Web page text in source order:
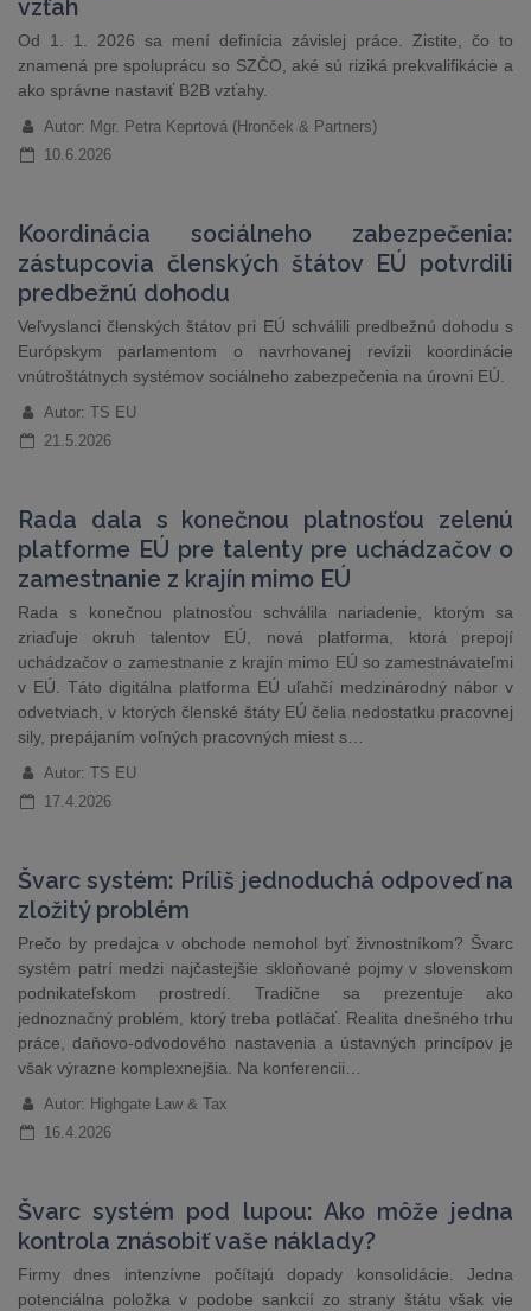
vzťah
Od 1. 1. 2026 sa mení definícia závislej práce. Zistite, čo to
znamená pre spoluprácu so SZČO, aké sú riziká prekvalifikácie a
ako správne nastaviť B2B vzťahy.
Autor: Mgr. Petra Keprtová (Hronček & Partners)
10.6.2026
Koordinácia sociálneho zabezpečenia:
zástupcovia členských štátov EÚ potvrdili
predbežnú dohodu
Veľvyslanci členských štátov pri EÚ schválili predbežnú dohodu s
Európskym parlamentom o navrhovanej revízii koordinácie
vnútroštátnych systémov sociálneho zabezpečenia na úrovni EÚ.
Autor: TS EU
21.5.2026
Rada dala s konečnou platnosťou zelenú
platforme EÚ pre talenty pre uchádzačov o
zamestnanie z krajín mimo EÚ
Rada s konečnou platnosťou schválila nariadenie, ktorým sa
zriaďuje okruh talentov EÚ, nová platforma, ktorá prepojí
uchádzačov o zamestnanie z krajín mimo EÚ so zamestnávateľmi
v EÚ. Táto digitálna platforma EÚ uľahčí medzinárodný nábor v
odvetviach, v ktorých členské štáty EÚ čelia nedostatku pracovnej
sily, prepájaním voľných pracovných miest s…
Autor: TS EU
17.4.2026
Švarc systém: Príliš jednoduchá odpoveď na
zložitý problém
Prečo by predajca v obchode nemohol byť živnostníkom? Švarc
systém patrí medzi najčastejšie skloňované pojmy v slovenskom
podnikateľskom prostredí. Tradične sa prezentuje ako
jednoznačný problém, ktorý treba potláčať. Realita dnešného trhu
práce, daňovo-odvodového nastavenia a ústavných princípov je
však výrazne komplexnejšia. Na konferencii…
Autor: Highgate Law & Tax
16.4.2026
Švarc systém pod lupou: Ako môže jedna
kontrola znásobiť vaše náklady?
Firmy dnes intenzívne počítajú dopady konsolidácie. Jedna
potenciálna položka v podobe sankcií zo strany štátu však vie